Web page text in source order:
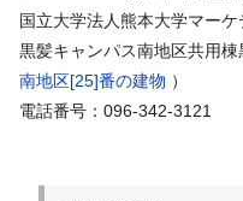
国立大学法人熊本大学マー
黒髪キャンパス南地区共用棟
南地区[25]番の建物 ）
電話番号：096-342-3121